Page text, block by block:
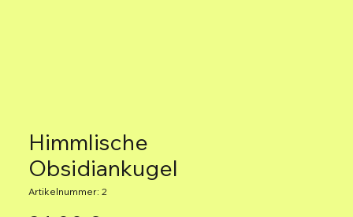
Himmlische
Obsidiankugel
Artikelnummer: 2